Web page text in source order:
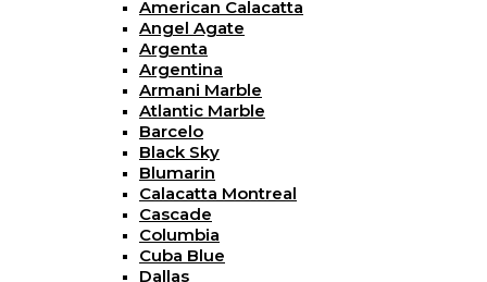
American Calacatta
Angel Agate
Argenta
Argentina
Armani Marble
Atlantic Marble
Barcelo
Black Sky
Blumarin
Calacatta Montreal
Cascade
Columbia
Cuba Blue
Dallas